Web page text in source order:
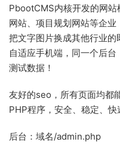
PbootCMS内核开发的网
网站、项目规划网站等企
把文字图片换成其他行业的
自适应手机端，同一个后
测试数据！
友好的seo，所有页面均都
PHP程序，安全、稳定、
后台：域名/admin.php